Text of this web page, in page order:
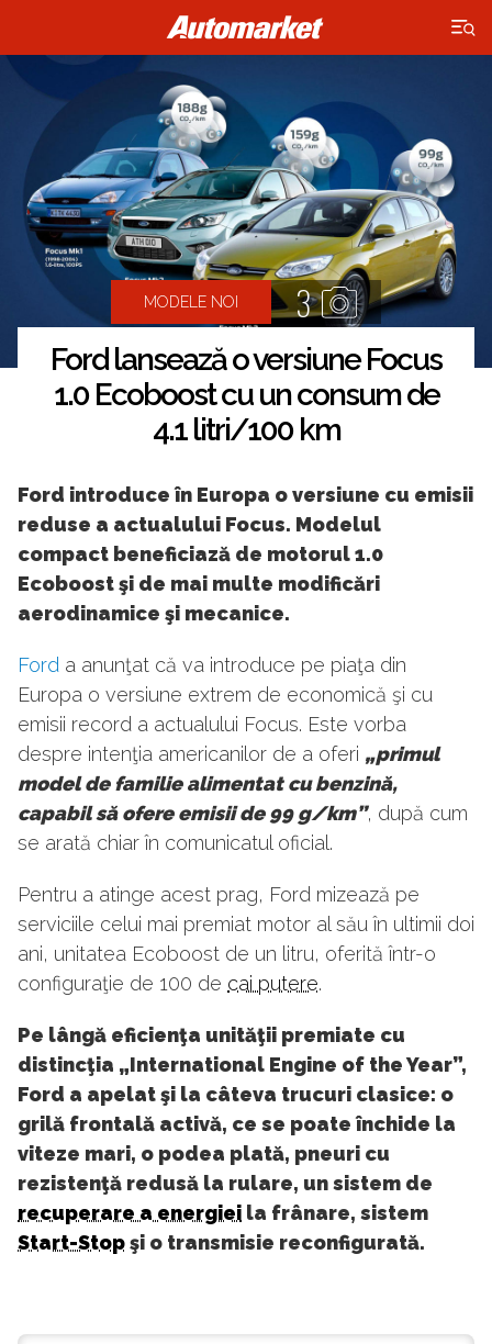
×
MODELE NOI 3
Ford lansează o versiune Focus
1.0 Ecoboost cu un consum de
4.1 litri/100 km
Ford introduce în Europa o versiune cu emisii
reduse a actualului Focus. Modelul
compact beneficiază de motorul 1.0
Ecoboost şi de mai multe modificări
aerodinamice şi mecanice.
Ford a anunţat că va introduce pe piaţa din
Europa o versiune extrem de economică şi cu
emisii record a actualului Focus. Este vorba
despre intenţia americanilor de a oferi „primul
model de familie alimentat cu benzină,
capabil să ofere emisii de 99 g/km”, după cum
se arată chiar în comunicatul oficial.
Pentru a atinge acest prag, Ford mizează pe
serviciile celui mai premiat motor al său în ultimii doi
ani, unitatea Ecoboost de un litru, oferită într-o
configuraţie de 100 de cai putere.
Pe lângă eficienţa unităţii premiate cu
distincţia „International Engine of the Year”,
Ford a apelat şi la câteva trucuri clasice: o
grilă frontală activă, ce se poate închide la
viteze mari, o podea plată, pneuri cu
rezistenţă redusă la rulare, un sistem de
recuperare a energiei la frânare, sistem
Start-Stopşi o transmisie reconfigurată.